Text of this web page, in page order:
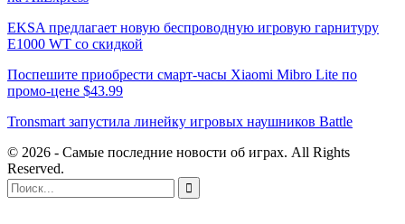
EKSA предлагает новую беспроводную игровую гарнитуру
E1000 WT со скидкой
Поспешите приобрести смарт-часы Xiaomi Mibro Lite по
промо-цене $43.99
Tronsmart запустила линейку игровых наушников Battle
© 2026 - Самые последние новости об играх. All Rights
Reserved.